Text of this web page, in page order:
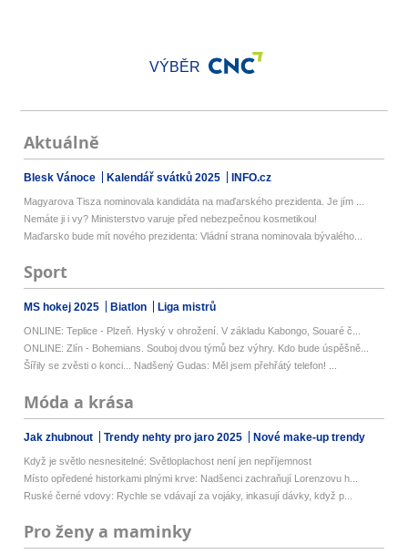
VÝBĚR
Aktuálně
Blesk Vánoce Kalendář svátků 2025 INFO.cz
Magyarova Tisza nominovala kandidáta na maďarského prezidenta. Je jím ...
Nemáte ji i vy? Ministerstvo varuje před nebezpečnou kosmetikou!
Maďarsko bude mít nového prezidenta: Vládní strana nominovala bývalého...
Sport
MS hokej 2025 Biatlon Liga mistrů
ONLINE: Teplice - Plzeň. Hyský v ohrožení. V základu Kabongo, Souaré č...
ONLINE: Zlín - Bohemians. Souboj dvou týmů bez výhry. Kdo bude úspěšně...
Šířily se zvěsti o konci... Nadšený Gudas: Měl jsem přehřátý telefon! ...
Móda a krása
Jak zhubnout Trendy nehty pro jaro 2025 Nové make-up trendy
Když je světlo nesnesitelné: Světloplachost není jen nepříjemnost
Místo opředené historkami plnými krve: Nadšenci zachraňují Lorenzovu h...
Ruské černé vdovy: Rychle se vdávají za vojáky, inkasují dávky, když p...
Pro ženy a maminky